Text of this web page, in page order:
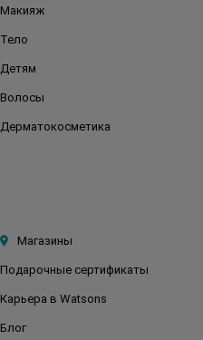
Макияж
Тело
Детям
Волосы
Дерматокосметика
Магазины
Подарочные сертификаты
Карьера в Watsons
Блог